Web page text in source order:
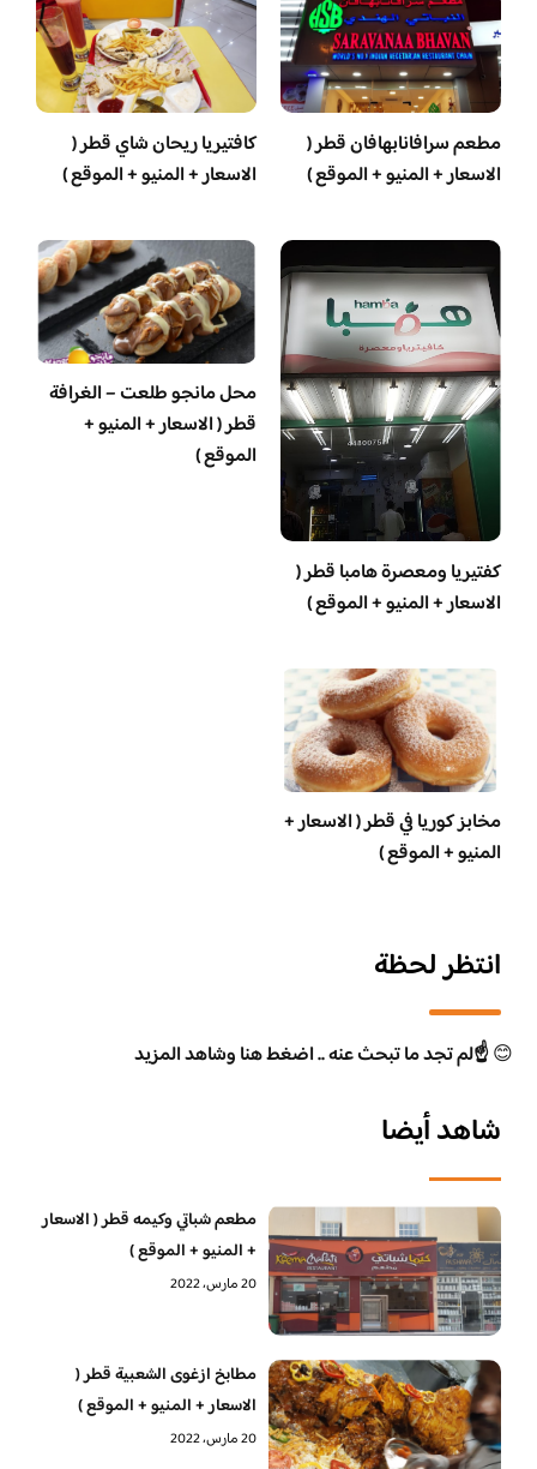
مطعم سرافانابهافان قطر (
الاسعار + المنيو + الموقع )
كافتيريا ريحان شاي قطر (
الاسعار + المنيو + الموقع )
‏كفتيريا ومعصرة هامبا قطر (
الاسعار + المنيو + الموقع )
محل مانجو طلعت – الغرافة
قطر ( الاسعار + المنيو +
الموقع )
مخابز كوريا في قطر ( الاسعار +
المنيو + الموقع )
انتظر لحظة
😊☝️لم تجد ما تبحث عنه .. اضغط هنا وشاهد المزيد
شاهد أيضا
مطعم شباتي وكيمه قطر ( الاسعار
+ المنيو + الموقع )
20 مارس، 2022
مطابخ ازغوى الشعبية قطر (
الاسعار + المنيو + الموقع )
20 مارس، 2022